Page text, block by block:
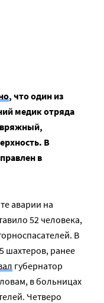
, что один из
медик отряда
В
в
аварии на
52 человека,
В
шахтеров, ранее
губернатор
в больницах
Четверо